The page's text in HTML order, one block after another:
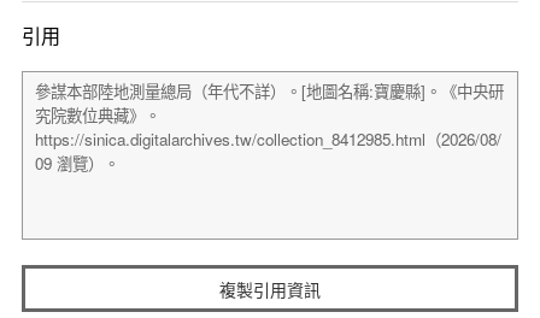
引用
複製引用資訊